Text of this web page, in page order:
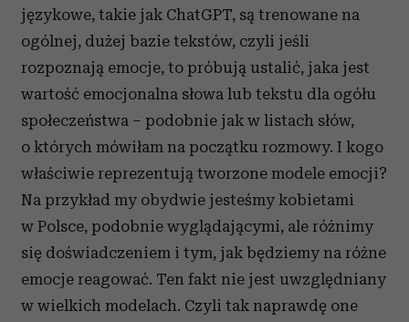
językowe, takie jak ChatGPT, są trenowane na
ogólnej, dużej bazie tekstów, czyli jeśli
rozpoznają emocje, to próbują ustalić, jaka jest
wartość emocjonalna słowa lub tekstu dla ogółu
społeczeństwa – podobnie jak w listach słów,
o których mówiłam na początku rozmowy. I kogo
właściwie reprezentują tworzone modele emocji?
Na przykład my obydwie jesteśmy kobietami
w Polsce, podobnie wyglądającymi, ale różnimy
się doświadczeniem i tym, jak będziemy na różne
emocje reagować. Ten fakt nie jest uwzględniany
w wielkich modelach. Czyli tak naprawdę one